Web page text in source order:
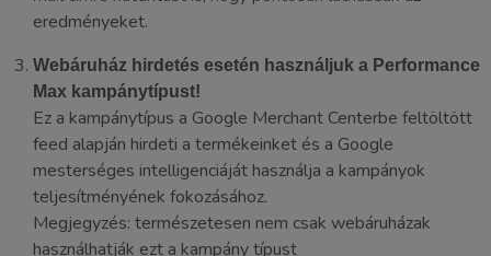
eredményeket.
Webáruház hirdetés esetén használjuk a Performance
Max kampánytípust!
Ez a kampánytípus a Google Merchant Centerbe feltöltött
feed alapján hirdeti a termékeinket és a Google
mesterséges intelligenciáját használja a kampányok
teljesítményének fokozásához.
Megjegyzés: természetesen nem csak webáruházak
használhatják ezt a kampány típust